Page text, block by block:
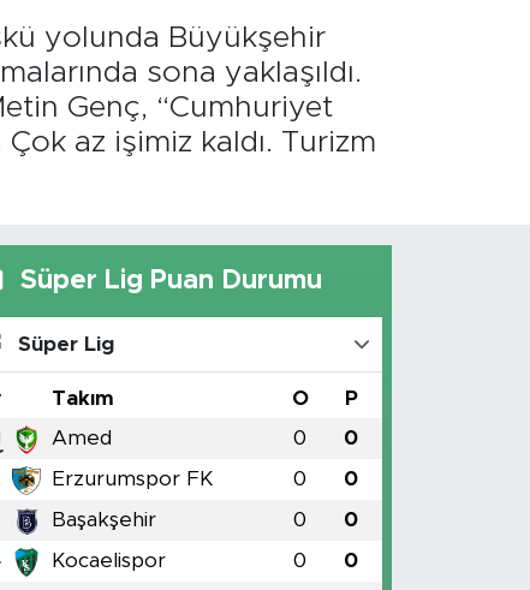
yolunda Büyükşehir
sona yaklaşıldı.
Genç, “Cumhuriyet
az işimiz kaldı. Turizm
Süper Lig Puan Durumu
Süper Lig
Takım O P
Amed 0 0
Erzurumspor FK 0 0
Başakşehir 0 0
Kocaelispor 0 0